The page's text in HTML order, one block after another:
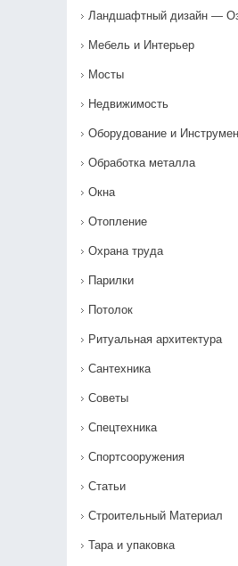
Ландшафтный дизайн —
Мебель и Интерьер
Мосты
Недвижимость
Оборудование и
Обработка металла
Окна
Отопление
Охрана труда
Парилки
Потолок
Ритуальная архитектура
Сантехника
Советы
Спецтехника
Спортсооружения
Статьи
Строительный Материал
Тара и упаковка